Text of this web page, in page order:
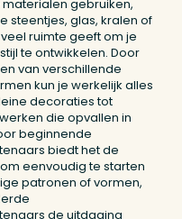
gebruiken,
steentjes, glas, kralen of
ruimte geeft om je
te ontwikkelen. Door
van verschillende
kun je werkelijk alles
decoraties tot
die opvallen in
beginnende
biedt het de
eenvoudig te starten
patronen of vormen,
de uitdaging